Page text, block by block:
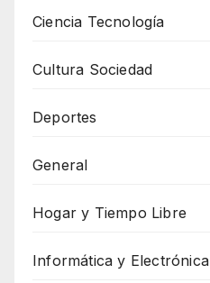
Ciencia Tecnología
Cultura Sociedad
Deportes
General
Hogar y Tiempo Libre
Informática y Electrónica